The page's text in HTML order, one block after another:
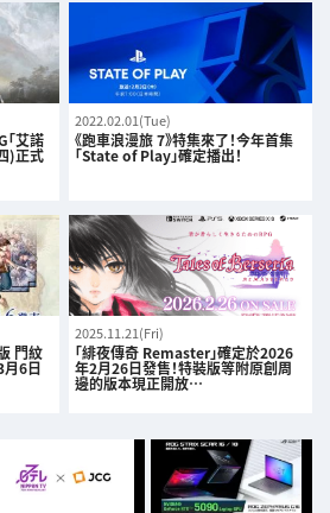
艾諾
)正式
2022.02.01(Tue)
《跑車浪漫旅 7》特集來了！今年首集
「State of Play」確定播出！
門紋
月6日
2025.11.21(Fri)
「緋夜傳奇 Remaster」確定於2026
年2月26日發售！特裝版等附原創周
邊的版本現正開放…